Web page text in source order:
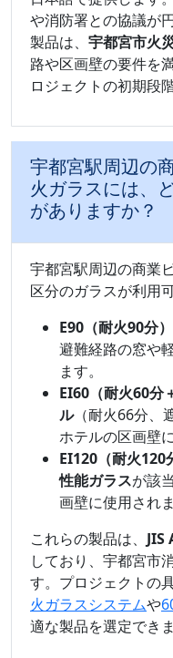
や消防署との協議が
製品は、 宇都宮市火
路や区画壁の要件を
ロジェクトの初期段
宇都宮駅周辺の
火ガラスには、
がありますか？
宇都宮駅周辺の商業
区分のガラスが利用
E90（耐火90分）
避難経路の窓や
ます。
EI60（耐火60分
ル（耐火66分、
ホテルの区画壁
EI120（耐火120
性能ガラスが該
画壁に使用されま
これらの製品は、 JIS
しており、宇都宮市
す。プロジェクトの
火ガラスシステムや
適な製品を選定できま